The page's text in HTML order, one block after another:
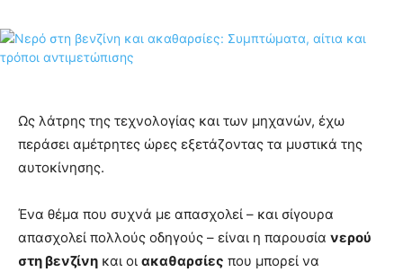
Ως λάτρης της τεχνολογίας και των μηχανών, έχω
περάσει αμέτρητες ώρες εξετάζοντας τα μυστικά της
αυτοκίνησης.
Ένα θέμα που συχνά με απασχολεί – και σίγουρα
απασχολεί πολλούς οδηγούς – είναι η παρουσία νερού
στη βενζίνη και οι ακαθαρσίες που μπορεί να